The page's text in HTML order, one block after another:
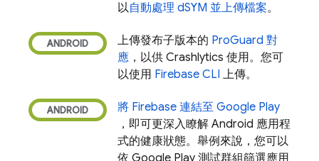
以自動處理 dSYM 並上傳檔案。
上傳發布子版本的 ProGuard 對
應 ，以供 Crashlytics 使用。您可
以使用 Firebase CLI 上傳。
將 Firebase 連結至 Google Play
，即可更深入瞭解 Android 應用程
式的健康狀態。舉例來說，您可以
依 Google Play 測試群組篩選應用